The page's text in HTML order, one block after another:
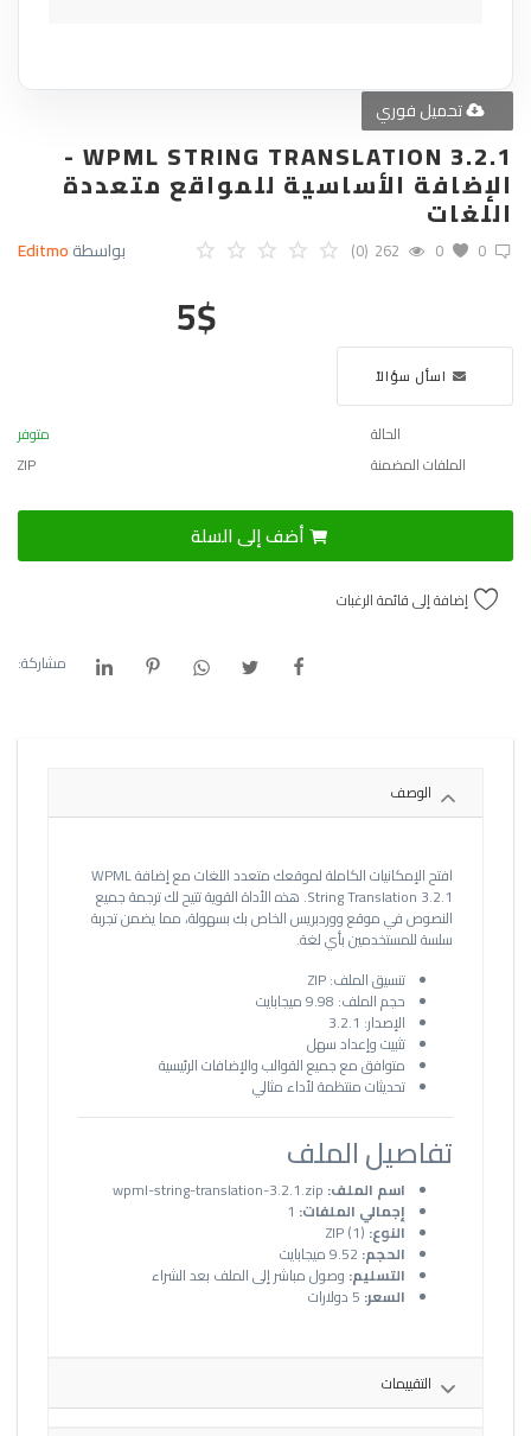
تحميل فوري
WPML STRING TRANSLATION 3.2.1 -
الإضافة الأساسية للمواقع متعددة
اللغات
بواسطةEditmo 0
(0) 0
262
5$
اسأل سؤالاً
الحالة
متوفر
الملفات المضمنة
ZIP
أضف إلى السلة
إضافة إلى قائمة الرغبات
مشاركة:
الوصف
افتح الإمكانيات الكاملة لموقعك متعدد اللغات مع إضافة WPML
String Translation 3.2.1. هذه الأداة القوية تتيح لك ترجمة جميع
النصوص في موقع ووردبريس الخاص بك بسهولة، مما يضمن تجربة
سلسة للمستخدمين بأي لغة.
تنسيق الملف: ZIP
حجم الملف: 9.98 ميجابايت
الإصدار: 3.2.1
تثبيت وإعداد سهل
متوافق مع جميع القوالب والإضافات الرئيسية
تحديثات منتظمة لأداء مثالي
تفاصيل الملف
اسم الملف:
إجمالي الملفات:
النوع:ZIP (1)
الحجم:
التسليم: وصول مباشر إلى الملف بعد الشراء
السعر:
التقييمات